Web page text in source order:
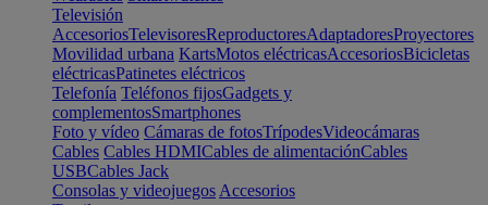
Televisión
AccesoriosTelevisoresReproductoresAdaptadoresProyectores
Movilidad urbana KartsMotos eléctricasAccesoriosBicicletas
eléctricasPatinetes eléctricos
Telefonía Teléfonos fijosGadgets y
complementosSmartphones
Foto y vídeo Cámaras de fotosTrípodesVideocámaras
Cables Cables HDMICables de alimentaciónCables
USBCables Jack
Consolas y videojuegos Accesorios